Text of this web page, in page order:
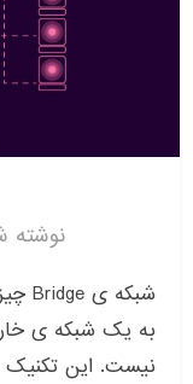
نوشته
شبکه یBridge
به یک شبکه ی
نیست.این